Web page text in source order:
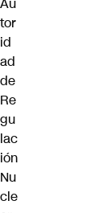
Au
tor
id
ad
de
Re
gu
lac
ión
Nu
cle